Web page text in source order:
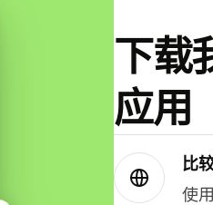
下载
应用
比
使